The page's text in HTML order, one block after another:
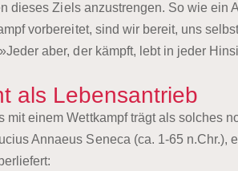
dieses Ziels anzustrengen. So wie ein
vorbereitet, sind wir bereit, uns
aber, der kämpft, lebt in jeder
als Lebensantrieb
mit einem Wettkampf trägt als solches
Annaeus Seneca (ca. 1-65 n.Chr.),